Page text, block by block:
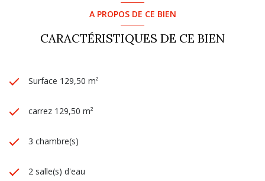
A PROPOS DE CE BIEN
CARACTÉRISTIQUES DE CE BIEN
Surface 129,50 m²
carrez 129,50 m²
3 chambre(s)
2 salle(s) d'eau